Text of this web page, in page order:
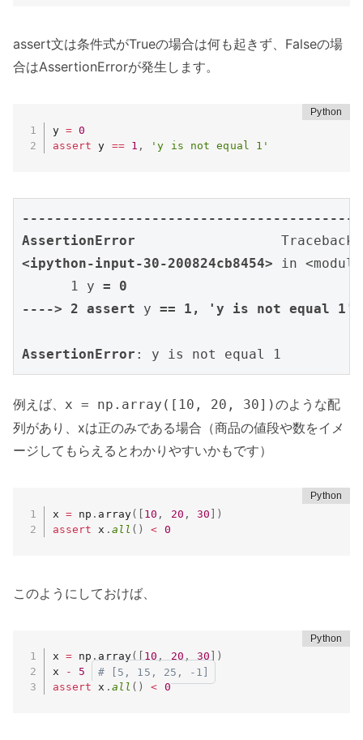
assert文は条件式がTrueの場合は何も起きず、Falseの場
合はAssertionErrorが発生します。
y = 0
assert y == 1 , 'y is not equal 1'
AssertionError
<ipython-input-30-200824cb8454> in
      1 y
=
0
----> 2 assert y == 1 , 'y is not equal 1'
AssertionError : y is not equal 1
例えば、 x = np.array([10, 20, 30])のような配
列があり、xは正のみである場合（商品の値段や数をイメ
ージしてもらえるとわかりやすいかもです）
x = np . array( 10 , 20 , 30
)
assert x . all ( ) < 0
このようにしておけば、
x = np . array( 10 , 20 , 30
)
x
- 5
# [5, 15, 25, -1]
assert x . all ( ) < 0